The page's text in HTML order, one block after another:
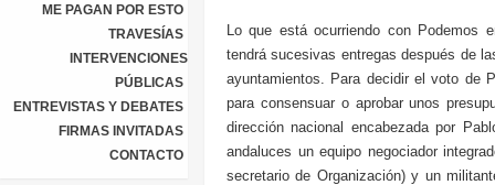
ME PAGAN POR ESTO
TRAVESÍAS
INTERVENCIONES
PÚBLICAS
ENTREVISTAS Y DEBATES
FIRMAS INVITADAS
CONTACTO
Lo que está ocurriendo con Podemos
tendrá sucesivas entregas después de
ayuntamientos. Para decidir el voto de
para consensuar o aprobar unos
dirección nacional encabezada por
andaluces un equipo negociador
secretario de Organización) y un